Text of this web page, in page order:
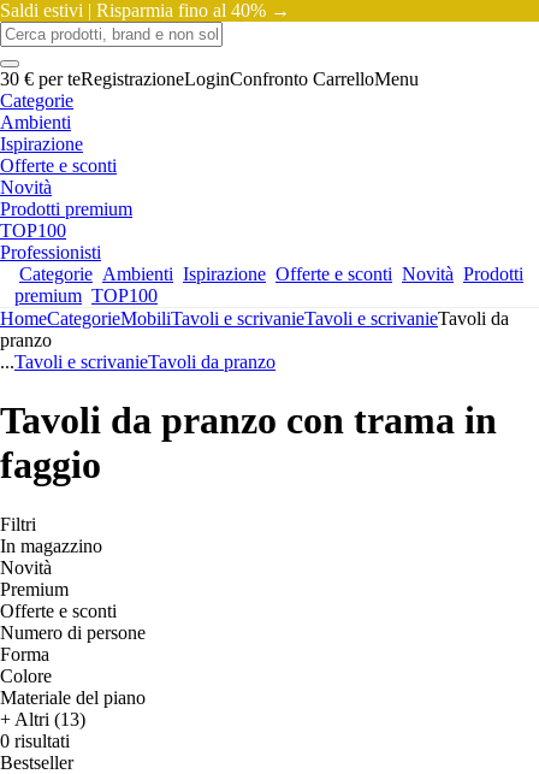
Saldi estivi | Risparmia fino al 40% →
30 € per teRegistrazioneLoginConfronto CarrelloMenu
Categorie
Ambienti
Ispirazione
Offerte e sconti
Novità
Prodotti premium
TOP100
Professionisti
Categorie Ambienti Ispirazione Offerte e sconti Novità Prodotti
premium TOP100
HomeCategorieMobiliTavoli e scrivanieTavoli e scrivanieTavoli da
pranzo
...Tavoli e scrivanieTavoli da pranzo
Tavoli da pranzo con trama in
faggio
Filtri
In magazzino
Novità
Premium
Offerte e sconti
Numero di persone
Forma
Colore
Materiale del piano
+ Altri (13)
0 risultati
Bestseller